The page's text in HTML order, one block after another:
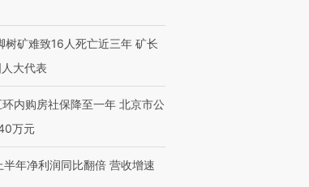
树矿难致16人死亡近三年 矿长
大代表
内购房社保降至一年 北京市公
万元
半年净利润同比翻倍 营收增速